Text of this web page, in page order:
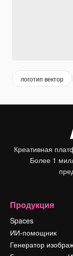
логотип вектор
Креативная
Более 1
Продукция
Spaces
ИИ-помощник
Генератор